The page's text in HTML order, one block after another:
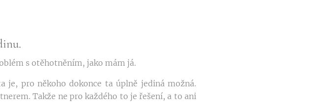
s otěhotněním, jako mám já.
je, pro někoho dokonce ta úplně jediná možná.
Takže ne pro každého to je řešení, a to ani